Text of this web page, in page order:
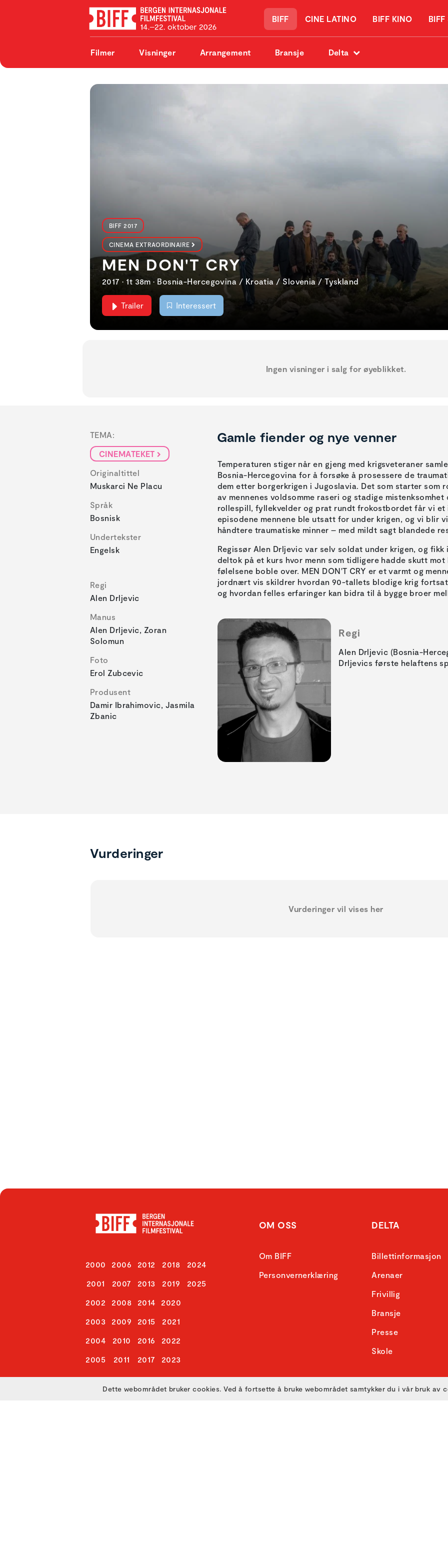
BIFF CINE LATINO BIFF KINO BIFF
Filmer Visninger Arrangement Bransje Delta
BIFF 2017
CINEMA EXTRAORDINAIRE
MEN DON'T CRY
2017 • 1t 38m • Bosnia-Hercegovina / Kroatia / Slovenia / Tyskland
Trailer Interessert
Ingen visninger i salg for øyeblikket.
TEMA:
CINEMATEKET
Originaltittel
Muskarci Ne Placu
Språk
Bosnisk
Undertekster
Engelsk
Regi
Alen Drljevic
Manus
Alen Drljevic, Zoran
Solomun
Foto
Erol Zubcevic
Produsent
Damir Ibrahimovic, Jasmila
Zbanic
Gamle fiender og nye venner
Temperaturen stiger når en gjeng med krigsveteraner
Bosnia-Hercegovina for å forsøke å prosessere de
dem etter borgerkrigen i Jugoslavia. Det som starter
av mennenes voldsomme raseri og stadige
rollespill, fyllekvelder og prat rundt frokostbordet får vi et
episodene mennene ble utsatt for under krigen, og vi blir
håndtere traumatiske minner – med mildt sagt blandede
Regissør Alen Drljevic var selv soldat under krigen, og
deltok på et kurs hvor menn som tidligere hadde skutt
følelsene boble over. MEN DON'T CRY er et varmt og
jordnært vis skildrer hvordan 90-tallets blodige krig
og hvordan felles erfaringer kan bidra til å bygge broer
Regi
Alen Drljevic (Bosnia-
Drljevics første helaftens
Vurderinger
Vurderinger vil vises her
2000
2001
2002
2003
2004
2005
2006
2007
2008
2009
2010
2011
2012
2013
2014
2015
2016
2017
2018
2019
2020
2021
2022
2023
2024
2025
OM OSS
Om BIFF
Personvernerklæring
DELTA
Billettinformasjon
Arenaer
Frivillig
Bransje
Presse
Skole
Dette webområdet bruker cookies. Ved å fortsette å bruke webområdet samtykker du i vår bruk av